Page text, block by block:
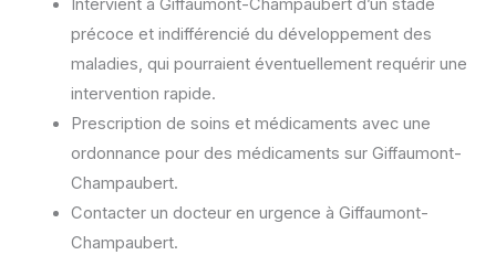
Intervient à Giffaumont-Champaubert d’un stade
précoce et indifférencié du développement des
maladies, qui pourraient éventuellement requérir une
intervention rapide.
Prescription de soins et médicaments avec une
ordonnance pour des médicaments sur Giffaumont-
Champaubert.
Contacter un docteur en urgence à Giffaumont-
Champaubert.